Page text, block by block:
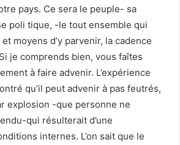
pays. Ce sera le peuple- sa
poli tique, -le tout ensemble qui
moyens d’y parvenir, la cadence
je comprends bien, vous faîtes
à faire advenir. L’expérience
qu’il peut advenir à pas feutrés,
explosion -que personne ne
qui résulterait d’une
internes. L’on sait que le